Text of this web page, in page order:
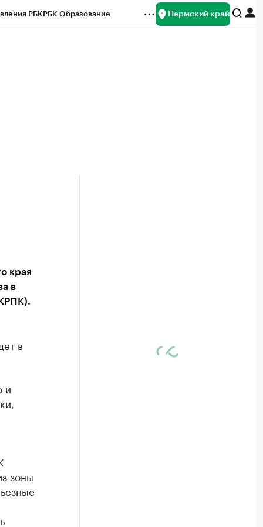
РБКРБК Образование Пермский край
края
в
в
и
зоны